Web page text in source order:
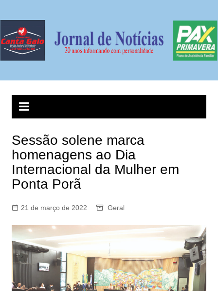
conteúdo
Sessão solene marca
homenagens ao Dia
Internacional da Mulher em
Ponta Porã
21 de março de 2022 Geral